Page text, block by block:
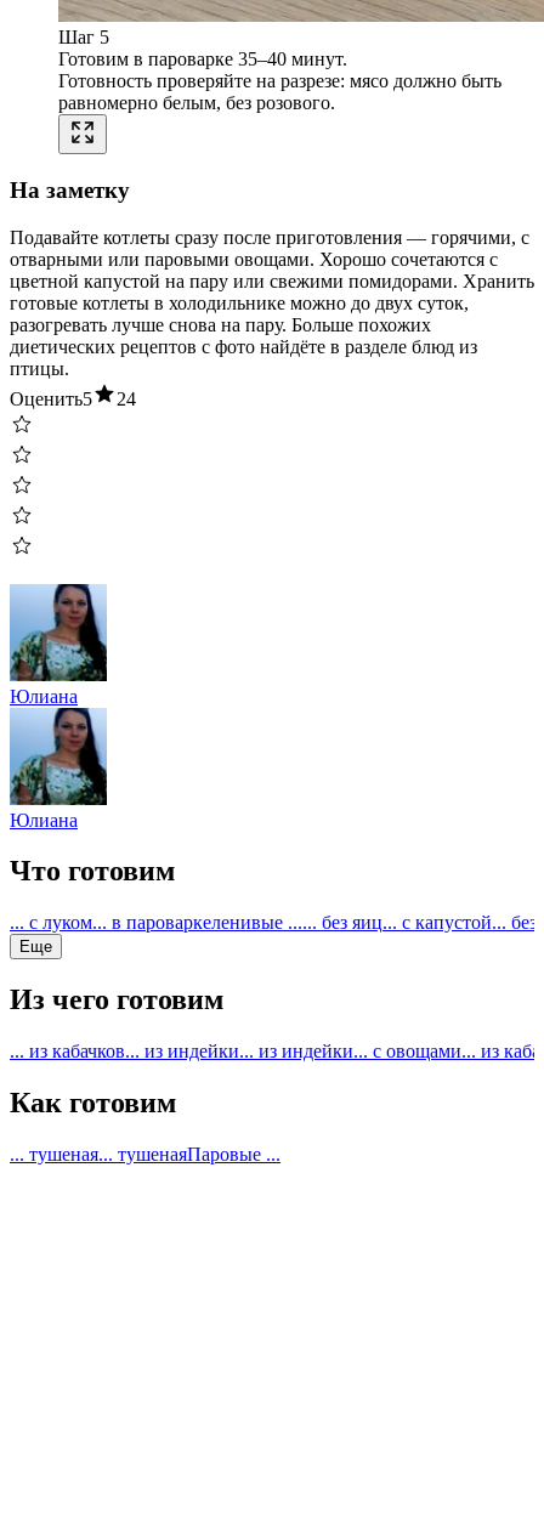
Шаг 5
Готовим в пароварке 35–40 минут.
Готовность проверяйте на разрезе: мясо должно быть
равномерно белым, без розового.
На заметку
Подавайте котлеты сразу после приготовления — горячими, с
отварными или паровыми овощами. Хорошо сочетаются с
цветной капустой на пару или свежими помидорами. Хранить
готовые котлеты в холодильнике можно до двух суток,
разогревать лучше снова на пару. Больше похожих
диетических рецептов с фото найдёте в разделе блюд из
птицы.
Оценить5 24
Юлиана
Юлиана
Что готовим
... с луком... в пароваркеленивые ...... без яиц... с капустой... без
Еще
Из чего готовим
... из кабачков... из индейки... из индейки... с овощами... из
Как готовим
... тушеная... тушенаяПаровые ...